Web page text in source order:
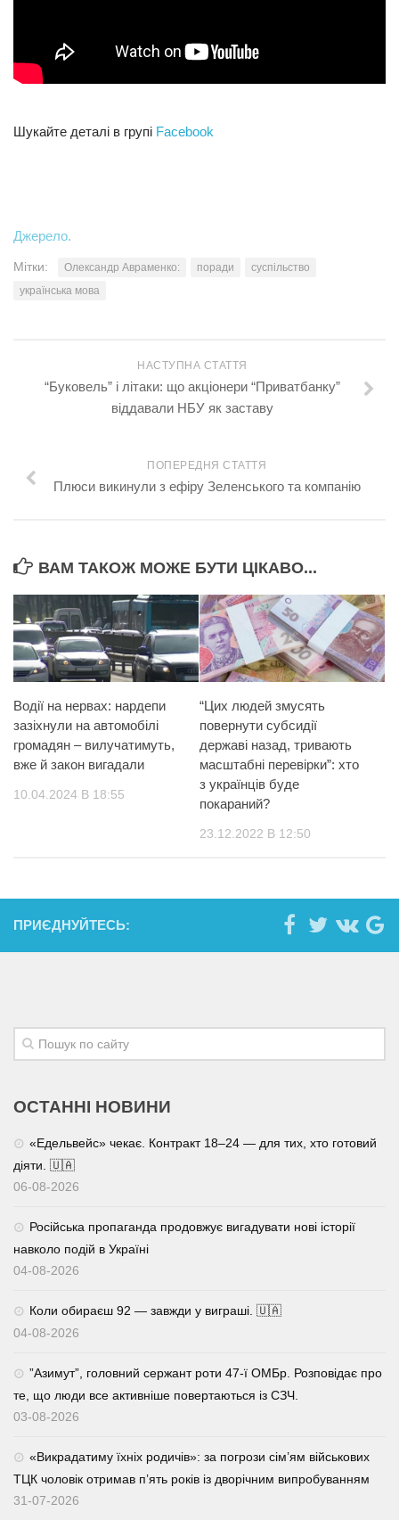
Шукайте деталі в групі Facebook
Джерело.
Мітки: Олександр Авраменко: поради
суспільство
українська мова
НАСТУПНА СТАТТЯ
“Буковель” і літаки: що акціонери “Приватбанку”
віддавали НБУ як заставу
ПОПЕРЕДНЯ СТАТТЯ
Плюси викинули з ефіру Зеленського та компанію
ВАМ ТАКОЖ МОЖЕ БУТИ ЦІКАВО...
Водії на нервах: нардепи
зазіхнули на автомобілі
громадян – вилучатимуть,
вже й закон вигадали
10.04.2024 В 18:55
“Цих людей змусять
повернути субсидії
державі назад, тривають
масштабні перевірки”: хто
з українців буде
покараний?
23.12.2022 В 12:50
ПРИЄДНУЙТЕСЬ:
ОСТАННІ НОВИНИ
«Едельвейс» чекає. Контракт 18–24 — для тих, хто готовий
діяти. 🇺🇦
06-08-2026
Російська пропаганда продовжує вигадувати нові історії
навколо подій в Україні
04-08-2026
Коли обираєш 92 — завжди у виграші. 🇺🇦
04-08-2026
⁨”Азимут”, головний сержант роти 47-ї ОМБр. Розповідає про
те, що люди все активніше повертаються із СЗЧ.
03-08-2026
«Викрадатиму їхніх родичів»: за погрози сім’ям військових
ТЦК чоловік отримав п’ять років із дворічним випробуванням
31-07-2026